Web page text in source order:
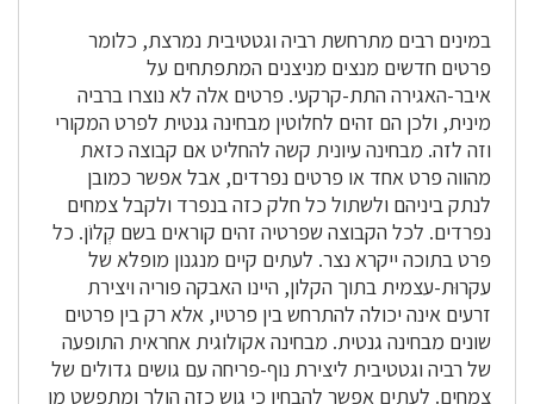
במינים רבים מתרחשת רביה וגטטיבית נמרצת, כלומר
פרטים חדשים מנצים מניצנים המתפתחים על
איבר-האגירה התת-קרקעי. פרטים אלה לא נוצרו ברביה
מינית, ולכן הם זהים לחלוטין מבחינה גנטית לפרט המקורי
וזה לזה. מבחינה עיונית קשה להחליט אם קבוצה כזאת
מהווה פרט אחד או פרטים נפרדים, אבל אפשר כמובן
לנתק ביניהם ולשתול כל חלק כזה בנפרד ולקבל צמחים
נפרדים. לכל הקבוצה שפרטיה זהים קוראים בשם קְלוֹן. כל
פרט בתוכה ייקרא נצר. לעתים קיים מנגנון מופלא של
עקרוּת-עצמית בתוך הקלון, היינו האבקה פוריה ויצירת
זרעים אינה יכולה להתרחש בין פרטיו, אלא רק בין פרטים
שונים מבחינה גנטית. מבחינה אקולוגית אחראית התופעה
של רביה וגטטיבית ליצירת נוף-פריחה עם גושים גדולים של
צמחים. לעתים אפשר להבחין כי גוש כזה הולך ומתפשט מן